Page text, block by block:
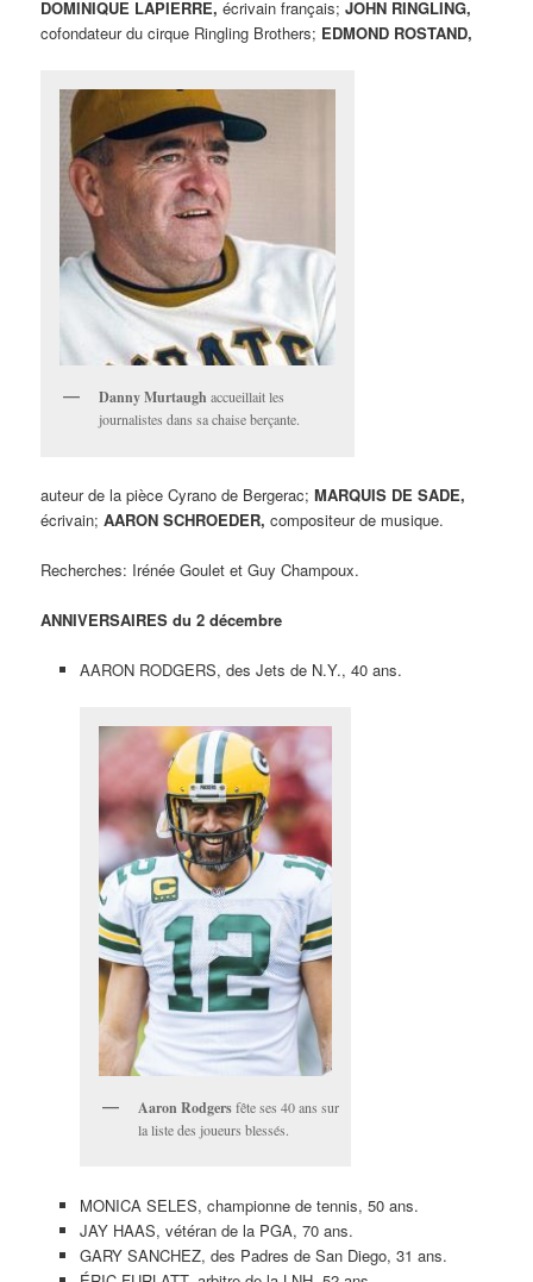
DOMINIQUE LAPIERRE, écrivain français;JOHN RINGLING,
cofondateur du cirque Ringling Brothers; EDMOND ROSTAND,
Danny Murtaugh accueillait les
journalistes dans sa chaise berçante.
auteur de la pièce Cyrano de Bergerac;MARQUIS DE SADE,
écrivain;AARON SCHROEDER, compositeur de musique.
Recherches: Irénée Goulet et Guy Champoux.
ANNIVERSAIRES du 2 décembre
AARON RODGERS, des Jets de N.Y., 40 ans.
Aaron Rodgersfête ses 40 ans sur
la liste des joueurs blessés.
MONICA SELES, championne de tennis, 50 ans.
JAY HAAS, vétéran de la PGA, 70 ans.
GARY SANCHEZ, des Padres de San Diego, 31 ans.